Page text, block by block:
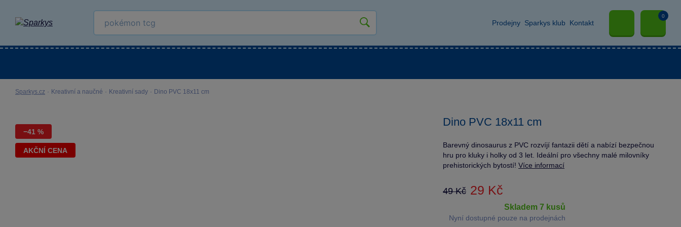
Prodejny Sparkys klub Kontakt
0
Sparkys.cz · Kreativní a naučné · Kreativní sady · Dino PVC 18x11 cm
−41 %
AKČNÍ CENA
Dino PVC 18x11 cm
Barevný dinosaurus z PVC rozvíjí fantazii dětí a nabízí bezpečnou
hru pro kluky i holky od 3 let. Ideální pro všechny malé milovníky
prehistorických bytostí! Více informací
49 Kč 29 Kč
skladem 7 kusů
Nyní dostupné pouze na prodejnách